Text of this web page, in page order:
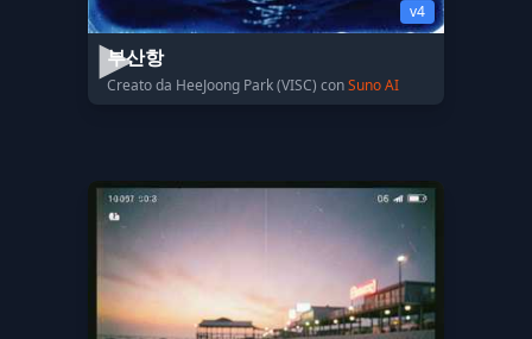
v4
부산항
Creato da HeeJoong Park (VISC) conSuno AI